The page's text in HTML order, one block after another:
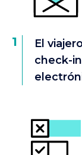
1
El
check-